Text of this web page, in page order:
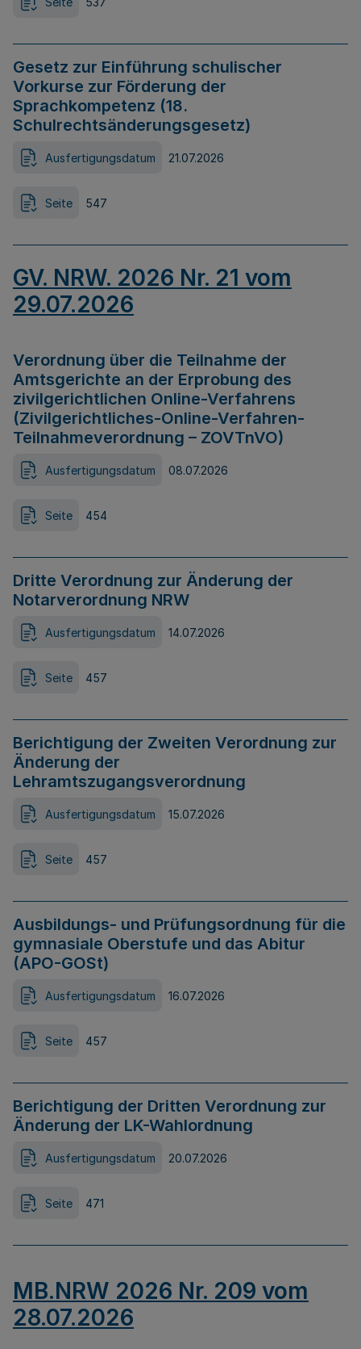
Gesetz zur Einführung schulischer
Vorkurse zur Förderung der
Sprachkompetenz (18.
Schulrechtsänderungsgesetz)
Ausfertigungsdatum 21.07.2026
Seite 547
GV. NRW. 2026 Nr. 21 vom
29.07.2026
Verordnung über die Teilnahme der
Amtsgerichte an der Erprobung des
zivilgerichtlichen Online-Verfahrens
(Zivilgerichtliches-Online-Verfahren-
Teilnahmeverordnung – ZOVTnVO)
Ausfertigungsdatum 08.07.2026
Seite 454
Dritte Verordnung zur Änderung der
Notarverordnung NRW
Ausfertigungsdatum 14.07.2026
Seite 457
Berichtigung der Zweiten Verordnung zur
Änderung der
Lehramtszugangsverordnung
Ausfertigungsdatum 15.07.2026
Seite 457
Ausbildungs- und Prüfungsordnung für die
gymnasiale Oberstufe und das Abitur
(APO-GOSt)
Ausfertigungsdatum 16.07.2026
Seite 457
Berichtigung der Dritten Verordnung zur
Änderung der LK-Wahlordnung
Ausfertigungsdatum 20.07.2026
Seite 471
MB.NRW 2026 Nr. 209 vom
28.07.2026